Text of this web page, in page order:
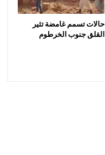
حالات تسمم غامضة تثير
القلق جنوب الخرطوم